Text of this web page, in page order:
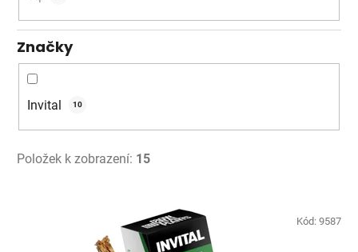
Značky
Invital 10
Položek k zobrazení: 15
Kód: 9587